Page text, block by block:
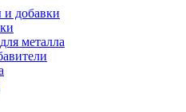
и добавки
металла